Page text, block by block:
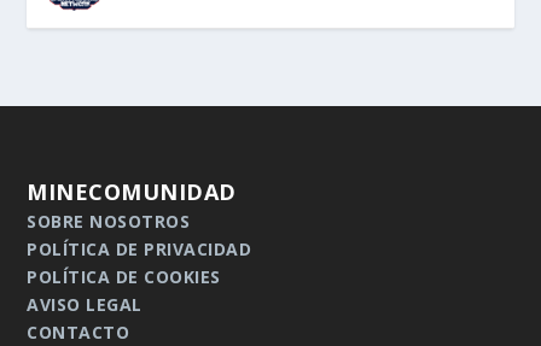
MINECOMUNIDAD
SOBRE NOSOTROS
POLÍTICA DE PRIVACIDAD
POLÍTICA DE COOKIES
AVISO LEGAL
CONTACTO